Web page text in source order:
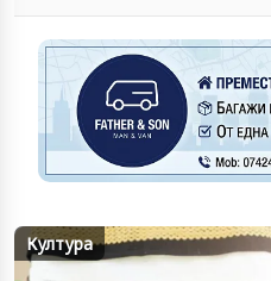
Култура